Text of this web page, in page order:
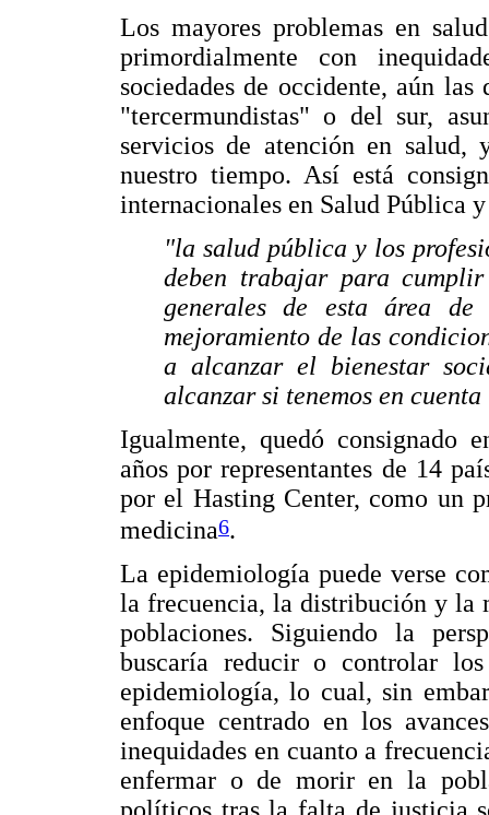
Los mayores problemas en
primordialmente con
sociedades de occidente, aún
"tercermundistas" o del sur,
servicios de atención en
nuestro tiempo. Así está
internacionales en Salud Pública
"la salud pública y los
deben trabajar para
generales de esta área
mejoramiento de las
a alcanzar el bienestar
alcanzar si tenemos en
Igualmente, quedó consignado
años por representantes de 14
por el Hasting Center, como un
medicina6.
La epidemiología puede verse
la frecuencia, la distribución y la
poblaciones. Siguiendo la
buscaría reducir o controlar
epidemiología, lo cual, sin
enfoque centrado en los
inequidades en cuanto a
enfermar o de morir en la